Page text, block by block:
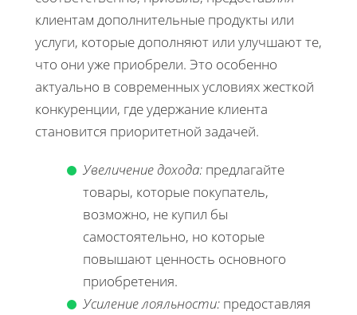
клиентам дополнительные продукты или
услуги, которые дополняют или улучшают те,
что они уже приобрели. Это особенно
актуально в современных условиях жесткой
конкуренции, где удержание клиента
становится приоритетной задачей.
Увеличение дохода: предлагайте
товары, которые покупатель,
возможно, не купил бы
самостоятельно, но которые
повышают ценность основного
приобретения.
Усиление лояльности: предоставляя